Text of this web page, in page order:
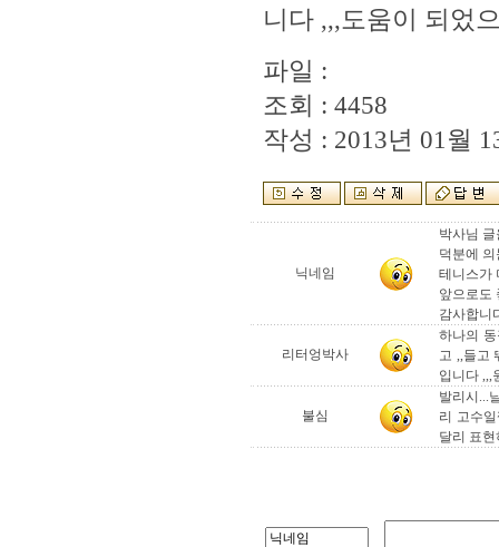
니다 ,,,도움이 되었
파일 :
조회 : 4458
작성 : 2013년 01월
닉네임
박사님
덕분에
테니스가
앞으로도
감사합니
리터엉박사
하나의
고 ,,들고
입니다 ,,,
불심
발리시...
리 고수
달리 표